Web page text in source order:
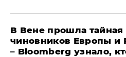
В Вене прошла тайная
чиновников Европы и
– Bloomberg узнало,